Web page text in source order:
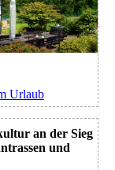
Urlaub
an der Sieg
und